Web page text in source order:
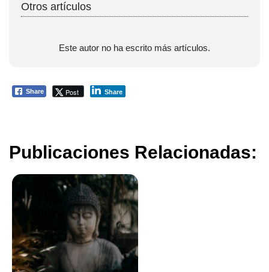
Otros artículos
Este autor no ha escrito más artículos.
Share Post Share
Publicaciones Relacionadas: